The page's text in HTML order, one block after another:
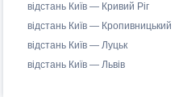
відстань Київ — Кривий Ріг
відстань Київ — Кропивницький
відстань Київ — Луцьк
відстань Київ — Львів